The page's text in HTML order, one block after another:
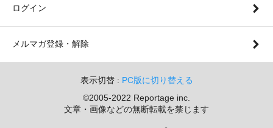
ログイン
メルマガ登録・解除
表示切替 : PC版に切り替える
©2005-2022 Reportage inc.
文章・画像などの無断転載を禁じます